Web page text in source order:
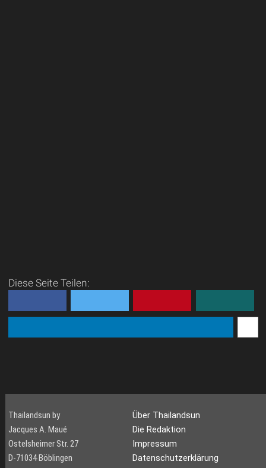
Diese Seite Teilen:
Thailandsun by
Jacques A. Maué
Ostelsheimer Str. 27
D-71034 Böblingen
Über Thailandsun
Die Redaktion
Impressum
Datenschutzerklärung